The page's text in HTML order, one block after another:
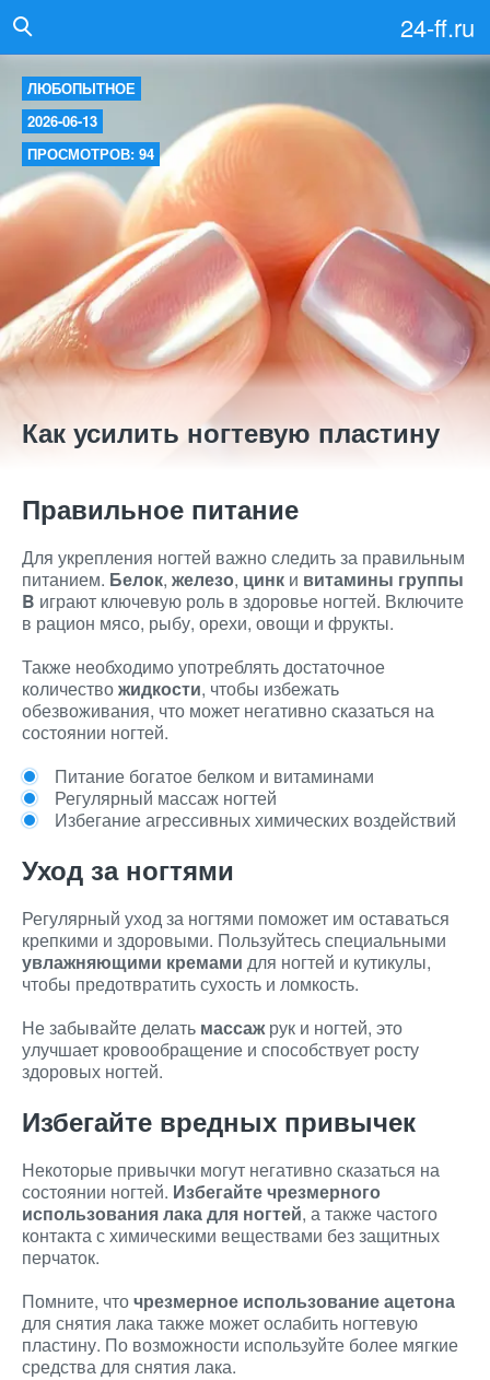
24-ff.ru
ЛЮБОПЫТНОЕ
2026-06-13
ПРОСМОТРОВ: 94
Как усилить ногтевую пластину
Правильное питание
Для укрепления ногтей важно следить за правильным
питанием. Белок, железо, цинк и витамины группы
B играют ключевую роль в здоровье ногтей. Включите
в рацион мясо, рыбу, орехи, овощи и фрукты.
Также необходимо употреблять достаточное
количествожидкости, чтобы избежать
обезвоживания, что может негативно сказаться на
состоянии ногтей.
Питание богатое белком и витаминами
Регулярный массаж ногтей
Избегание агрессивных химических воздействий
Уход за ногтями
Регулярный уход за ногтями поможет им оставаться
крепкими и здоровыми. Пользуйтесь специальными
увлажняющими кремами для ногтей и кутикулы,
чтобы предотвратить сухость и ломкость.
Не забывайте делать массажрук и ногтей, это
улучшает кровообращение и способствует росту
здоровых ногтей.
Избегайте вредных привычек
Некоторые привычки могут негативно сказаться на
состоянии ногтей. Избегайте чрезмерного
использования лака для ногтей, а также частого
контакта с химическими веществами без защитных
перчаток.
Помните, чточрезмерное использование ацетона
для снятия лака также может ослабить ногтевую
пластину. По возможности используйте более мягкие
средства для снятия лака.